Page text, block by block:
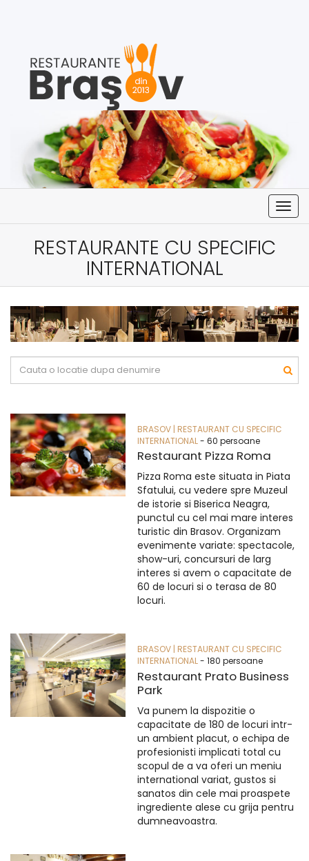
RESTAURANTE CU SPECIFIC
INTERNATIONAL
BRASOV | RESTAURANT CU SPECIFIC
INTERNATIONAL- 60 persoane
Restaurant Pizza Roma
Pizza Roma este situata in Piata
Sfatului, cu vedere spre Muzeul
de istorie si Biserica Neagra,
punctul cu cel mai mare interes
turistic din Brasov. Organizam
evenimente variate: spectacole,
show-uri, concursuri de larg
interes si avem o capacitate de
60 de locuri si o terasa de 80
locuri.
BRASOV | RESTAURANT CU SPECIFIC
INTERNATIONAL- 180 persoane
Restaurant Prato Business
Park
Va punem la dispozitie o
capacitate de 180 de locuri intr-
un ambient placut, o echipa de
profesionisti implicati total cu
scopul de a va oferi un meniu
international variat, gustos si
sanatos din cele mai proaspete
ingrediente alese cu grija pentru
dumneavoastra.